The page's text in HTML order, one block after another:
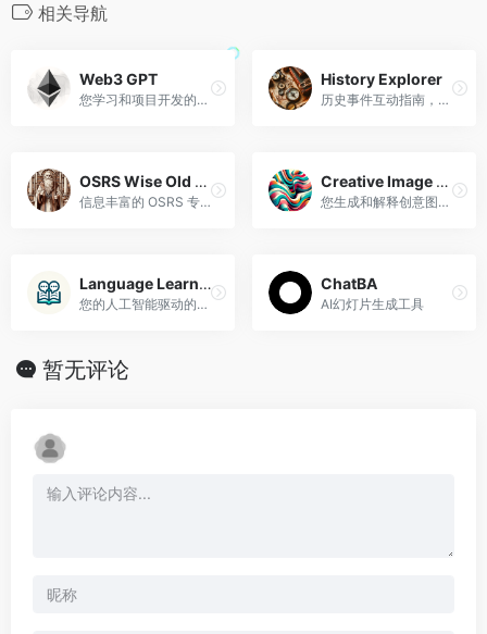
相关导航
Web3 GPT
您学习和项目开发的首选 Web3 专家。
History Explorer
历史事件互动指南，增强学习和理解。
OSRS Wise Old Man
信息丰富的 OSRS 专家，专注于官方游戏内容。
Creative Image Generator
您生成和解释创意图像的合作伙伴。
Language Learner
您的人工智能驱动的语言导师，可实现个性化、交互式语言学习。
ChatBA
AI幻灯片生成工具
暂无评论